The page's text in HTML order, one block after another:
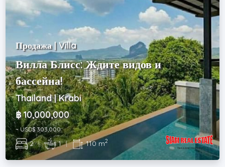
Продажа | Villa
Вилла Блисс: Ждите видов и
бассейна!
Thailand | Krabi
฿ 10,000,000
~ USD$ 303,000
2 | 1 | 110 m2